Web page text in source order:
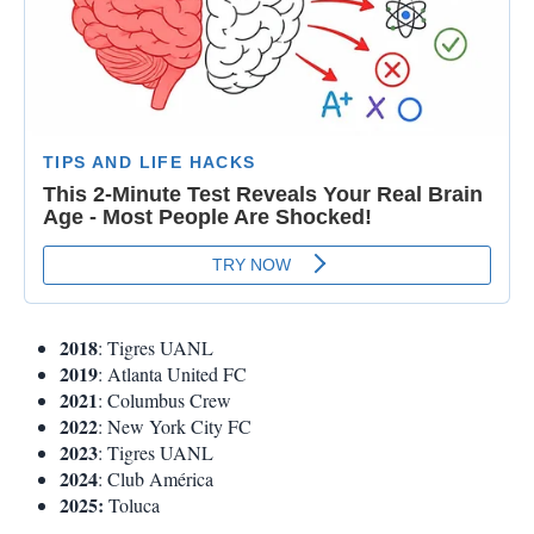
2018: Tigres UANL
2019: Atlanta United FC
2021: Columbus Crew
2022: New York City FC
2023: Tigres UANL
2024: Club América
2025: Toluca